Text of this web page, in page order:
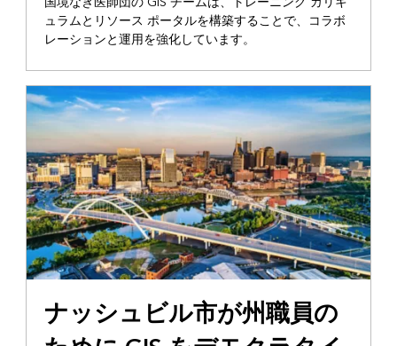
ュラムとリソース ポータルを構築することで、コラボ
レーションと運用を強化しています。
ナッシュビル市が州職員の